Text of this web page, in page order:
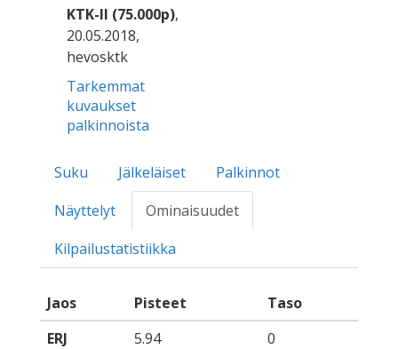
KTK-II (75.000p),
20.05.2018,
hevosktk
Tarkemmat
kuvaukset
palkinnoista
Suku Jälkeläiset
Palkinnot
Näyttelyt
Ominaisuudet
Kilpailustatistiikka
Jaos Pisteet
Taso
ERJ
5.94
0